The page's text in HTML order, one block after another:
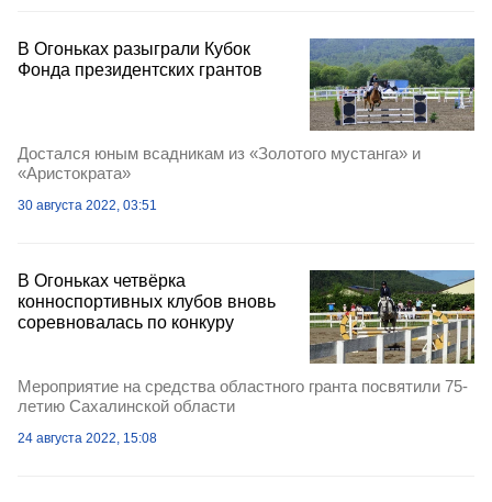
В Огоньках разыграли Кубок
Фонда президентских грантов
Достался юным всадникам из «Золотого мустанга» и
«Аристократа»
30 августа 2022, 03:51
В Огоньках четвёрка
конноспортивных клубов вновь
соревновалась по конкуру
Мероприятие на средства областного гранта посвятили 75-
летию Сахалинской области
24 августа 2022, 15:08